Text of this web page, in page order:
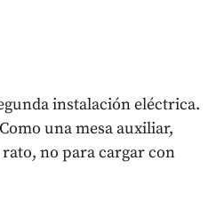
instalación eléctrica.
una mesa auxiliar,
no para cargar con